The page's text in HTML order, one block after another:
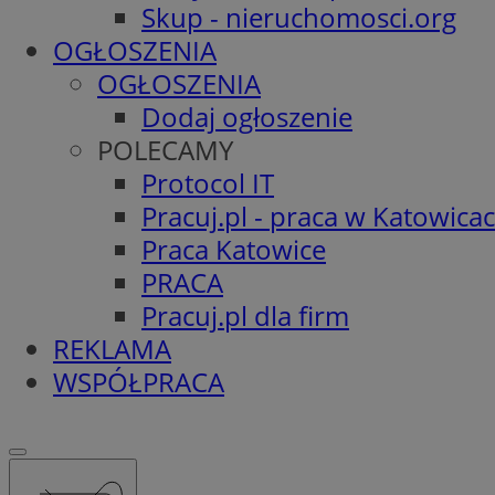
Skup - nieruchomosci.org
OGŁOSZENIA
OGŁOSZENIA
Dodaj ogłoszenie
POLECAMY
Protocol IT
Pracuj.pl - praca w
Praca Katowice
PRACA
Pracuj.pl dla firm
REKLAMA
WSPÓŁPRACA